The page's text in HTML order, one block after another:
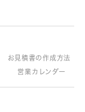
お見積書の作成方法
営業カレンダー